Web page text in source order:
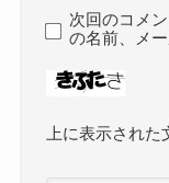
次回のコメ
の名前、メ
上に表示された